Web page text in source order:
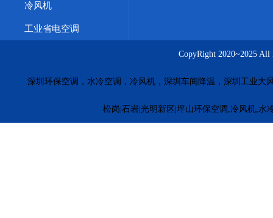
冷风机
工业省电空调
CopyRight 2020~2025
深圳环保空调，水冷空调，冷风机，深圳车间降温，深圳工业大
松岗|石岩|光明新区|坪山环保空调,冷风机,水